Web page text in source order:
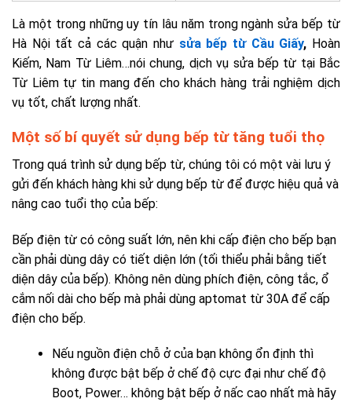
Là một trong những uy tín lâu năm trong ngành sửa bếp từ
Hà Nội tất cả các quận như sửa bếp từ Cầu Giấy, Hoàn
Kiếm, Nam Từ Liêm…nói chung, dịch vụ sửa bếp từ tại Bắc
Từ Liêm tự tin mang đến cho khách hàng trải nghiệm dịch
vụ tốt, chất lượng nhất.
Một số bí quyết sử dụng bếp từ tăng tuổi thọ
Trong quá trình sử dụng bếp từ, chúng tôi có một vài lưu ý
gửi đến khách hàng khi sử dụng bếp từ để được hiệu quả và
nâng cao tuổi thọ của bếp:
Bếp điện từ có công suất lớn, nên khi cấp điện cho bếp bạn
cần phải dùng dây có tiết diện lớn (tối thiểu phải bằng tiết
diện dây của bếp). Không nên dùng phích điện, công tắc, ổ
cắm nối dài cho bếp mà phải dùng aptomat từ 30A để cấp
điện cho bếp.
Nếu nguồn điện chỗ ở của bạn không ổn định thì
không được bật bếp ở chế độ cực đại như chế độ
Boot, Power… không bật bếp ở nấc cao nhất mà hãy